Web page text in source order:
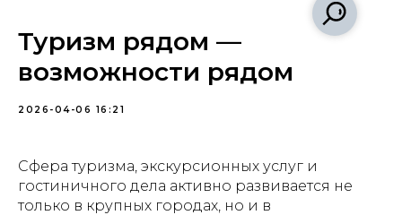
Туризм рядом —
возможности рядом
2026-04-06 16:21
Сфера туризма, экскурсионных услуг и
гостиничного дела активно развивается не
только в крупных городах, но и в